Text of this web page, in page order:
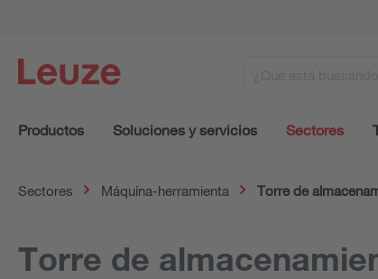
Productos Soluciones y servicios Sectores
Sectores Máquina-herramienta Torre de
Torre de